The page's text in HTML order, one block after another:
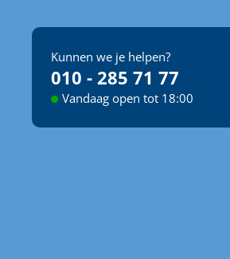
Kunnen we je helpen?
010 - 285 71 77
Vandaag open tot 18:00